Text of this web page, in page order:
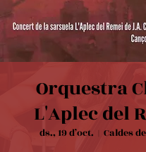
Orquestra
L'Aplec del
ds., 19 d’oct.
  |
Caldes